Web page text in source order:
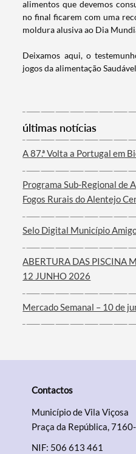
Categorias gerais
alimentos que devemos
no final ficarem com uma
moldura alusiva ao Dia
Deixamos aqui, o
jogos da alimentação
últimas notícias
A 87.ª Volta a Portugal em
Programa Sub-Regional de
Fogos Rurais do Alentejo
Selo Digital Município
ABERTURA DAS PISCINA
12 JUNHO 2026
Mercado Semanal – 10 de
Contactos
Município de Vila Viçosa
Praça da República,
NIF: 506 613 461